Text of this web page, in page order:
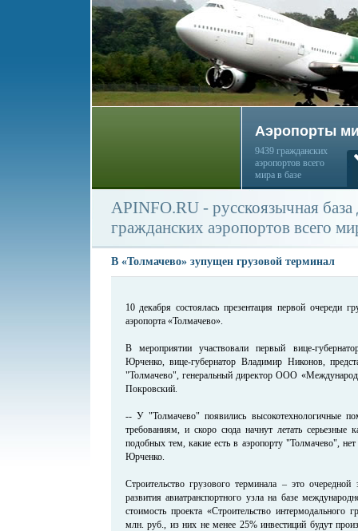
Аэропорты
9439 гражданских
аэропортов всего
мира в базе
APINFO.RU - русскоязычная
гражданских аэропортов всего
В «Толмачево» зупущен грузовой терминал
10 декабря состоялась презентация первой очереди
аэропорта «Толмачево».
В мероприятии участвовали первый вице-
Юрченко, вице-губернатор Владимир Никонов,
"Толмачево", генеральный директор ООО
Покровский.
-- У "Толмачево" появились высокотехнологичные
требованиям, и скоро сюда начнут летать серьезные
подобных тем, какие есть в аэропорту "Толмачево",
Юрченко.
Строительство грузового терминала – это очередной
развития авиатранспортного узла на базе
стоимость проекта «Строительство интермодального
млн. руб., из них не менее 25% инвестиций будут